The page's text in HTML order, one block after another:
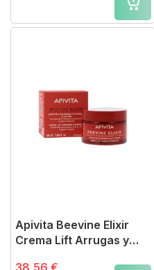
Apivita Beevine Elixir
Crema Lift Arrugas y